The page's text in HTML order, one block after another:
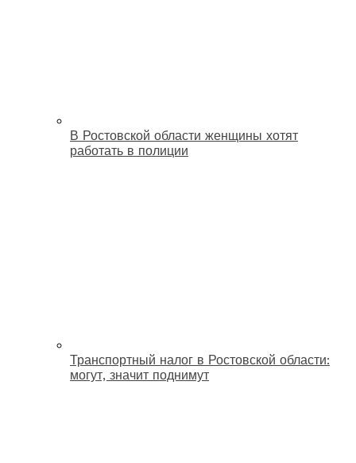
В Ростовской области женщины хотят
работать в полиции
Транспортный налог в Ростовской области:
могут, значит поднимут